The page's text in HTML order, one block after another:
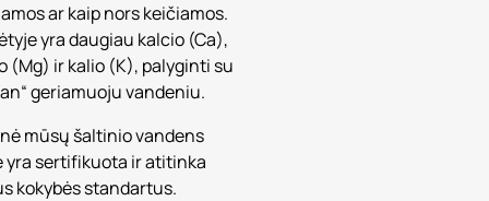
ar kaip nors keičiamos.
yra daugiau kalcio (Ca),
(Mg) ir kalio (K), palyginti su
geriamuoju vandeniu.
mūsų šaltinio vandens
yra sertifikuota ir atitinka
kokybės standartus.